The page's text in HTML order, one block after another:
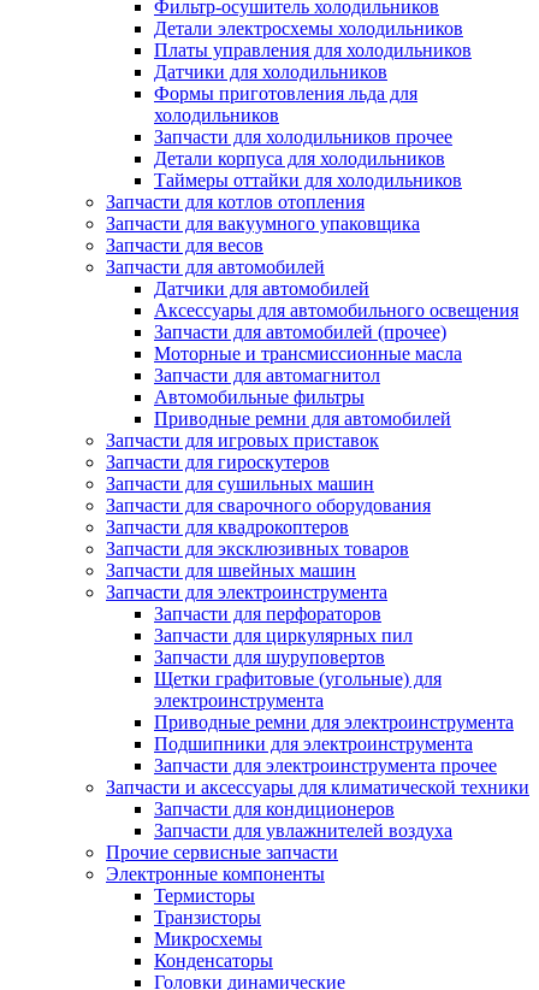
Фильтр-осушитель холодильников
Детали электросхемы холодильников
Платы управления для холодильников
Датчики для холодильников
Формы приготовления льда для
холодильников
Запчасти для холодильников прочее
Детали корпуса для холодильников
Таймеры оттайки для холодильников
Запчасти для котлов отопления
Запчасти для вакуумного упаковщика
Запчасти для весов
Запчасти для автомобилей
Датчики для автомобилей
Аксессуары для автомобильного освещения
Запчасти для автомобилей (прочее)
Моторные и трансмиссионные масла
Запчасти для автомагнитол
Автомобильные фильтры
Приводные ремни для автомобилей
Запчасти для игровых приставок
Запчасти для гироскутеров
Запчасти для сушильных машин
Запчасти для сварочного оборудования
Запчасти для квадрокоптеров
Запчасти для эксклюзивных товаров
Запчасти для швейных машин
Запчасти для электроинструмента
Запчасти для перфораторов
Запчасти для циркулярных пил
Запчасти для шуруповертов
Щетки графитовые (угольные) для
электроинструмента
Приводные ремни для электроинструмента
Подшипники для электроинструмента
Запчасти для электроинструмента прочее
Запчасти и аксессуары для климатической техники
Запчасти для кондиционеров
Запчасти для увлажнителей воздуха
Прочие сервисные запчасти
Электронные компоненты
Термисторы
Транзисторы
Микросхемы
Конденсаторы
Головки динамические